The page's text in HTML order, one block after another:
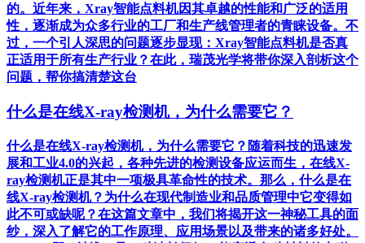
的。近年来，Xray智能点料机因其卓越的性能和广泛的适用
性，逐渐成为众多行业的工厂和生产线管理者的青睐设备。不
过，一个引人深思的问题逐步显现：Xray智能点料机是否真
正适用于所有生产行业？在此，瑞茂光学将带你深入剖析这个
问题，帮你搞清楚这台
什么是在线X-ray检测机，为什么需要它？
什么是在线X-ray检测机，为什么需要它？随着科技的迅速发
展和工业4.0的兴起，各种先进的检测设备应运而生，在线X-
ray检测机正是其中一项极具革命性的技术。那么，什么是在
线X-ray检测机？为什么在现代制造业和品质管理中它变得如
此不可或缺呢？在这篇文章中，我们将揭开这一神秘工具的面
纱，深入了解它的工作原理、应用场景以及带来的诸多好处。